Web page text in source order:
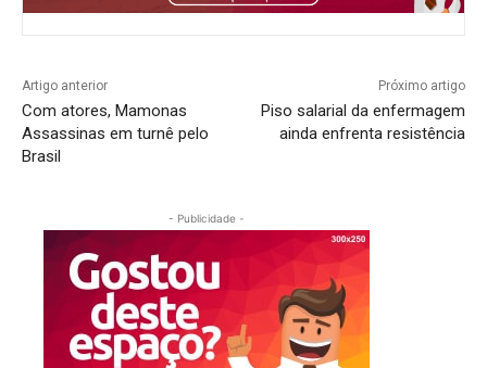
Artigo anterior
Com atores, Mamonas
Assassinas em turnê pelo
Brasil
Próximo artigo
Piso salarial da enfermagem
ainda enfrenta resistência
- Publicidade -